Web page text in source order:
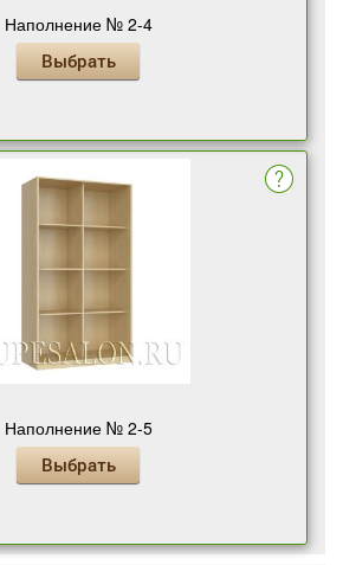
Наполнение № 2-4
Выбрать
Наполнение № 2-5
Выбрать